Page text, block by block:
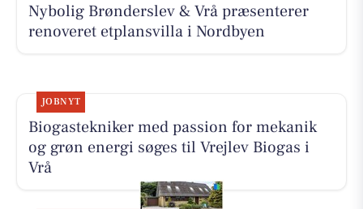
Nybolig Brønderslev & Vrå præsenterer
renoveret etplansvilla i Nordbyen
JOBNYT
Biogastekniker med passion for mekanik
og grøn energi søges til Vrejlev Biogas i
Vrå